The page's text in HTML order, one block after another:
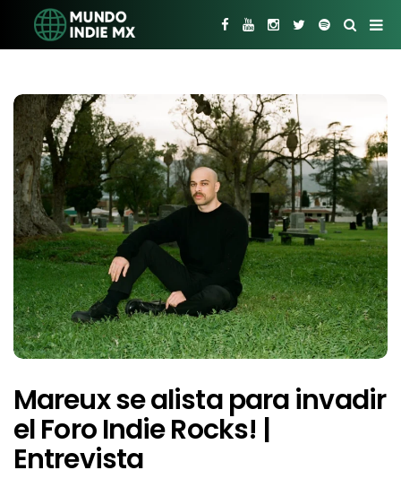
Mareux se alista para invadir
el Foro Indie Rocks! |
Entrevista